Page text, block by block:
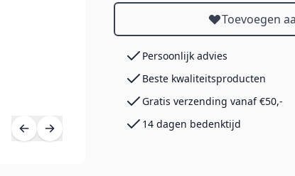
Toevoegen
Persoonlijk advies
Beste kwaliteitsproducten
Gratis verzending vanaf €50,-
14 dagen bedenktijd